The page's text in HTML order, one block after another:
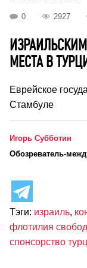
0 2927
МЕСТА В
Еврейское
Стамбуле
Игорь Субботин
Обозреватель-
Тэги: израиль,
флотилия
спонсорство